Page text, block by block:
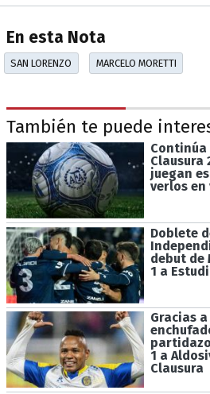
En esta Nota
SAN LORENZO MARCELO MORETTI
También te puede
Continúa
Clausura
juegan
verlos en
Doblete
debut de
1 a
Gracias
1 a
Clausura